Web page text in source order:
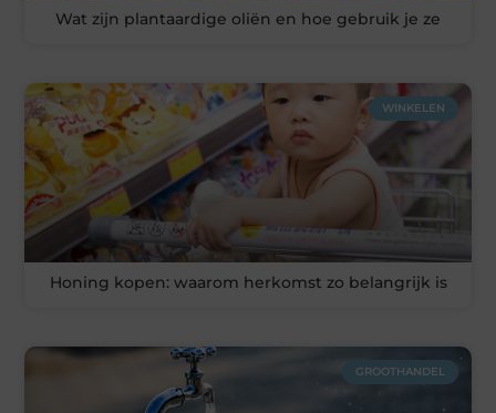
Wat zijn plantaardige oliën en hoe gebruik je ze
WINKELEN
Honing kopen: waarom herkomst zo belangrijk is
GROOTHANDEL